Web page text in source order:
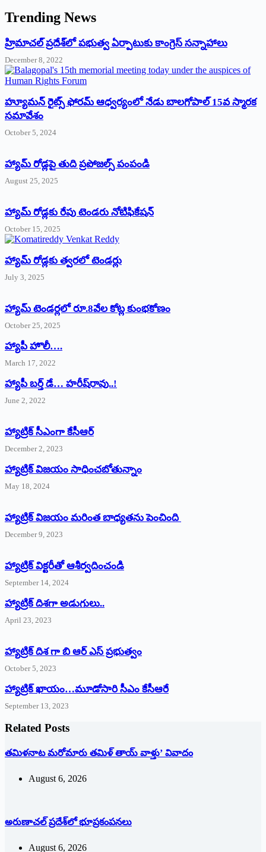
Trending News
‌హ్రిమాచల్‌ ‌ప్రదేశ్‌లో పభుత్వ ఏర్పాటుకు కాంగ్రెస్‌ ‌సన్నాహాలు
December 8, 2022
హ్యూమన్‌ రైట్స్‌ ఫోరమ్‌ ఆధ్వర్యంలో నేడు బాలగోపాల్‌ 15వ స్మారక
సమావేశం
October 5, 2024
హ్యామ్‌ రోడ్లపై తుది ప్రపోజల్స్‌ పంపండి
August 25, 2025
హ్యామ్‌ రోడ్లకు రేపు టెండరు నోటిఫికేషన్‌
October 15, 2025
హ్యామ్‌ రోడ్లకు త్వరలో టెండర్లు
July 3, 2025
హ్యామ్‌ ‌టెండర్లలో రూ.8వేల కోట్ల కుంభకోణం
October 25, 2025
హ్యాపీ హొలీ….
March 17, 2022
హ్యాపీ బర్త్ ‌డే… హరీష్‌రావు..!
June 2, 2022
హ్యాట్రిక్‌ ‌సీఎంగా కేసీఆర్‌
December 2, 2023
హ్యాట్రిక్‌ విజయం సాధించబోతున్నాం
May 18, 2024
హ్యాట్రిక్ విజయం మరింత బాధ్యతను పెంచింది
December 9, 2023
హ్యాట్రిక్‌ ‌విక్టరీతో ఆశీర్వదించండి
September 14, 2024
‌హ్యాట్రిక్‌ ‌దిశగా అడుగులు..
April 23, 2023
హ్యాట్రిక్ దిశ గా బి ఆర్ ఎస్ ప్రభుత్వం
October 5, 2023
హ్యాట్రిక్‌ ‌ఖాయం…మూడోసారి సీఎం కేసీఆరే
September 13, 2023
Related Posts
తమిళనాట మరోమారు తమిళ్‌ ‌తాయ్‌ ‌వాళ్తు’ వివాదం
August 6, 2026
అరుణాచల్‌ ‌ప్రదేశ్‌లో భూప్రకంపనలు
August 6, 2026